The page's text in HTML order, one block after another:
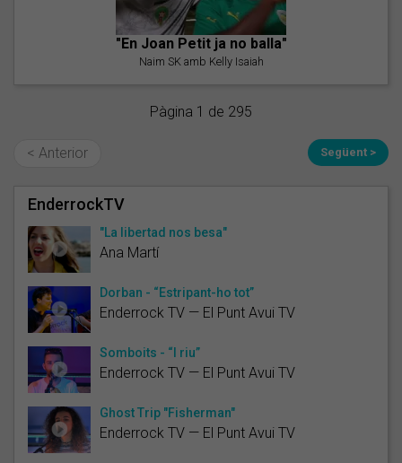
"En Joan Petit ja no balla"
Naim SK amb Kelly Isaiah
Pàgina 1 de 295
< Anterior Següent >
EnderrockTV
"La libertad nos besa"
Ana Martí
Dorban - “Estripant-ho tot”
Enderrock TV — El Punt Avui TV
Somboits - “I riu”
Enderrock TV — El Punt Avui TV
Ghost Trip "Fisherman"
Enderrock TV — El Punt Avui TV